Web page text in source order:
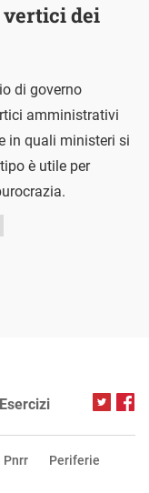
vertici dei
di governo
amministrativi
in quali ministeri si
è utile per
Esercizi
Pnrr Periferie